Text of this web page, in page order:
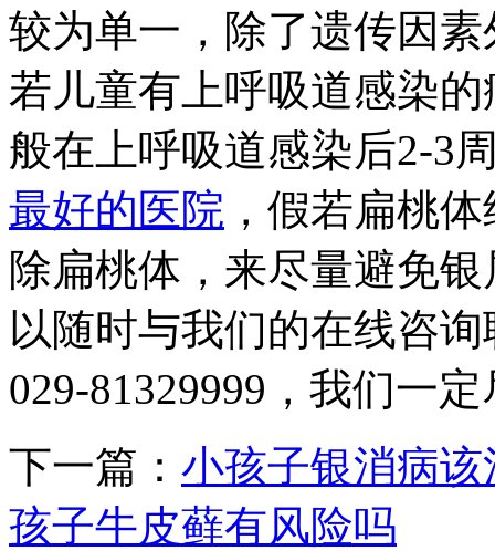
较为单一，除了遗传因
若儿童有上呼吸道感染
般在上呼吸道感染后2-3
最好的医院 ，假若扁桃
除扁桃体，来尽量避免
以随时与我们的在线咨
029-81329999，我们一
下一篇： 小孩子银消病
孩子牛皮藓有风险吗